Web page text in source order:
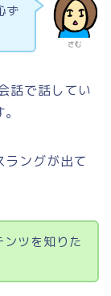
さむ
ず
話で話してい
ラングが出て
ツを知りた